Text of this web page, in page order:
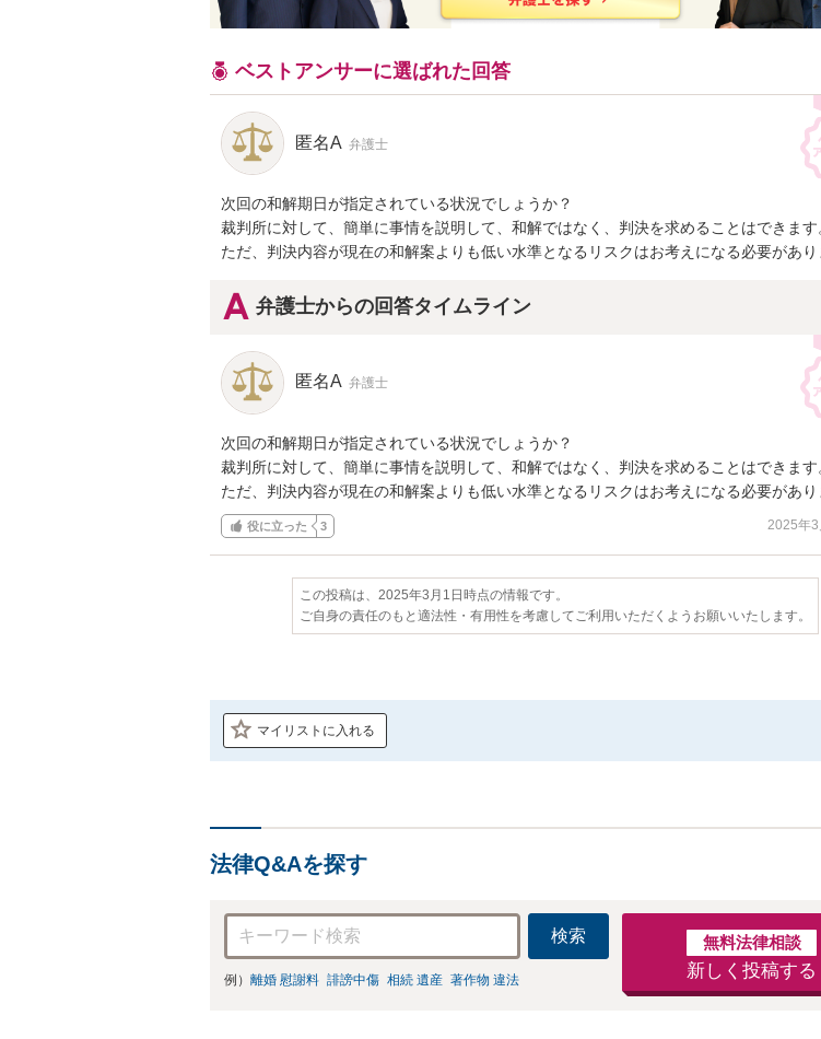
ベストアンサーに選ばれた回答
匿名A 弁護士
次回の和解期日が指定されている状況でしょうか？
裁判所に対して、簡単に事情を説明して、和解ではなく、判決を求めることはできます
ただ、判決内容が現在の和解案よりも低い水準となるリスクはお考えになる必要があり
弁護士からの回答タイムライン
匿名A 弁護士
次回の和解期日が指定されている状況でしょうか？
裁判所に対して、簡単に事情を説明して、和解ではなく、判決を求めることはできます
ただ、判決内容が現在の和解案よりも低い水準となるリスクはお考えになる必要があり
役に立った 3 2025年3
この投稿は、2025年3月1日時点の情報です。
ご自身の責任のもと適法性・有用性を考慮してご利用いただくようお願いいたします。
マイリストに入れる
法律Q&Aを探す
検索
例） 離婚 慰謝料 誹謗中傷 相続 遺産 著作物 違法
無料法律相談
新しく投稿する